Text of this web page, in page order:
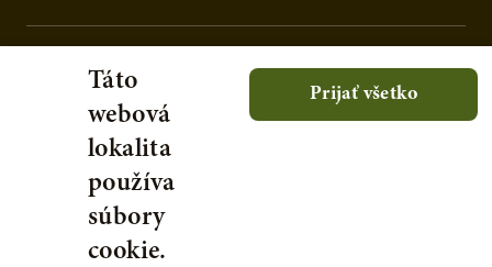
Táto
webová
lokalita
používa
súbory
cookie.
Prijať všetko